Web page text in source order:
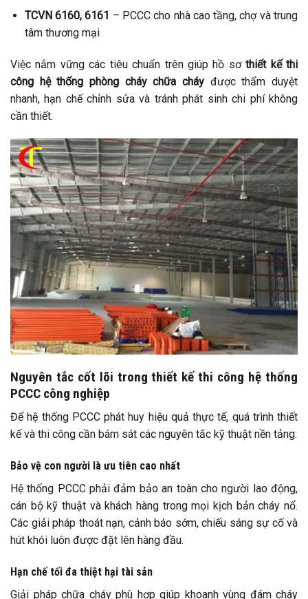
TCVN 6160, 6161 – PCCC cho nhà cao tầng, chợ và trung
tâm thương mại
Việc nắm vững các tiêu chuẩn trên giúp hồ sơthiết kế thi
công hệ thống phòng cháy chữa cháy được thẩm duyệt
nhanh, hạn chế chỉnh sửa và tránh phát sinh chi phí không
cần thiết.
Nguyên tắc cốt lõi trong thiết kế thi công hệ thống
PCCC công nghiệp
Để hệ thống PCCC phát huy hiệu quả thực tế, quá trình thiết
kế và thi công cần bám sát các nguyên tắc kỹ thuật nền tảng:
Bảo vệ con người là ưu tiên cao nhất
Hệ thống PCCC phải đảm bảo an toàn cho người lao động,
cán bộ kỹ thuật và khách hàng trong mọi kịch bản cháy nổ.
Các giải pháp thoát nạn, cảnh báo sớm, chiếu sáng sự cố và
hút khói luôn được đặt lên hàng đầu.
Hạn chế tối đa thiệt hại tài sản
Giải pháp chữa cháy phù hợp giúp khoanh vùng đám cháy